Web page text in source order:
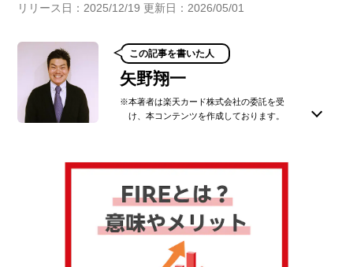
リリース日：2025/12/19 更新日：2026/05/01
この記事を書いた人
矢野翔一
※本著者は楽天カード株式会社の委託を受
け、本コンテンツを作成しております。
ールド代表取締役社長。保有資格：2級ファイナンシャ
ルプランニング技能士（AFP）、宅地建物取引士、管理
不動産賃貸業、学習塾経営に携わりながら自身の経験・